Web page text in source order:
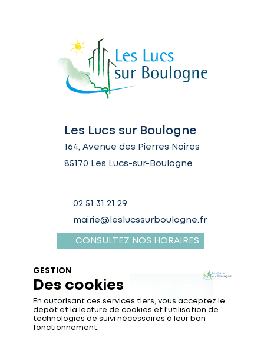
Les Lucs sur Boulogne
164, Avenue des Pierres Noires
85170 Les Lucs-sur-Boulogne
02 51 31 21 29
mairie@leslucssurboulogne.fr
CONSULTEZ NOS HORAIRES
GESTION
Des cookies
En autorisant ces services tiers, vous acceptez le
dépôt et la lecture de cookies et l'utilisation de
technologies de suivi nécessaires à leur bon
fonctionnement.